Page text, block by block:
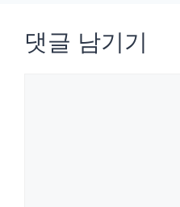
댓글 남기기